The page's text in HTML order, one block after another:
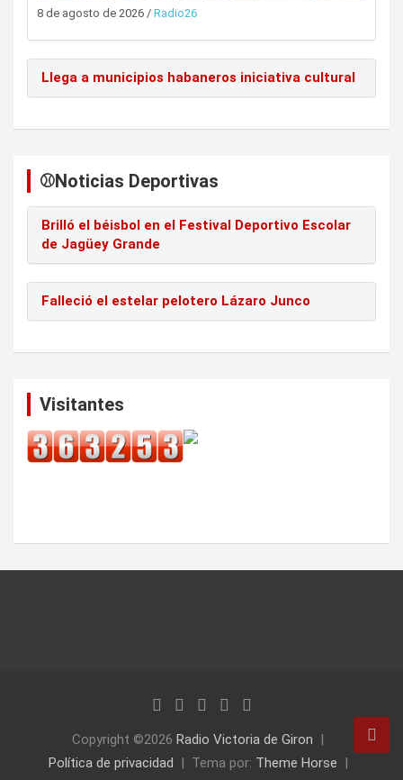
8 de agosto de 2026 / Radio26
Llega a municipios habaneros iniciativa cultural
⚾️Noticias Deportivas
Brilló el béisbol en el Festival Deportivo Escolar
de Jagüey Grande
Falleció el estelar pelotero Lázaro Junco
Visitantes
Copyright ©2026 Radio Victoria de Giron
Política de privacidad
Tema por: Theme Horse